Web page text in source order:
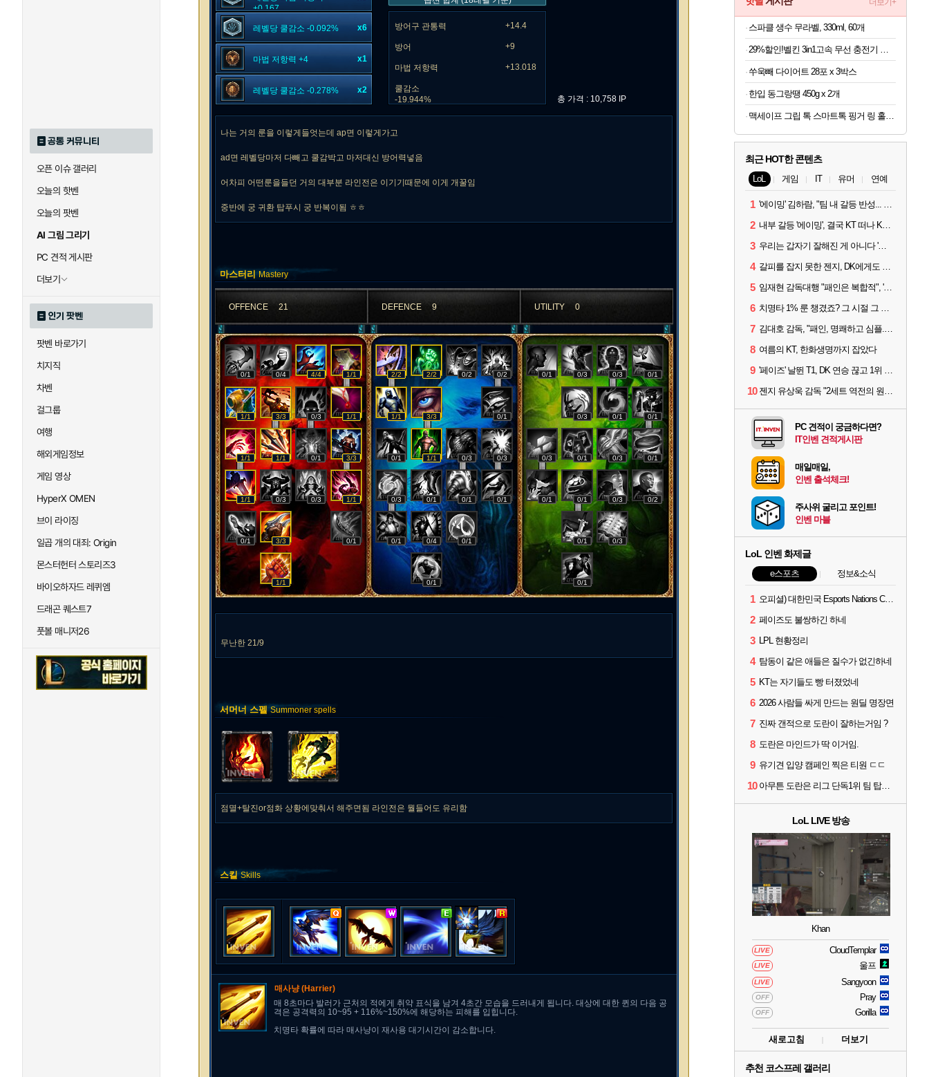
공통 커뮤니티
오픈 이슈 갤러리
오늘의 핫벤
오늘의 팟벤
AI 그림 그리기
PC 견적 게시판
더보기
인기 팟벤
팟벤 바로가기
치지직
차벤
걸그룹
여행
해외게임정보
게임 영상
HyperX OMEN
브이 라이징
일곱 개의 대죄: Origin
몬스터헌터 스토리즈3
바이오하자드 레퀴엠
드래곤 퀘스트7
풋볼 매니저26
+0.167
레벨당 쿨감소 -0.092% x6
마법 저항력 +4 x1
레벨당 쿨감소 -0.278% x2
방어구 관통력 +14.4
방어 +9
마법 저항력 +13.018
쿨감소
-19.944%
총 가격 : 10,758 IP
나는 거의 룬을 이렇게들엇는데 ap면 이렇게가고
ad면 레벨당마저 다빼고 쿨감박고 마저대신 방어력넣음
어차피 어떤룬을들던 거의 대부분 라인전은 이기기때문에 이게 개꿀임
중반에 궁 귀환 탑푸시 궁 반복이됨 ㅎㅎ
마스터리Mastery
OFFENCE 21 DEFENCE 9 UTILITY 0
0/1 0/4 4/4 1/1
1/1 3/3 0/3 1/1
1/1 1/1 0/1 3/3
1/1 0/3 0/3 1/1
0/1 3/3 0/1
1/1
2/2 2/2 0/2 0/2
1/1 3/3 0/1
0/1 1/1 0/3 0/3
0/3 0/1 0/1 0/1
0/1 0/4 0/1
0/1
0/1 0/3 0/3 0/1
0/3 0/1 0/1
0/3 0/1 0/3 0/1
0/1 0/1 0/3 0/2
0/1 0/3
0/1
무난한 21/9
서머너 스펠Summoner spells
점멸+탈진or점화 상황에맞춰서 해주면됨 라인전은 뭘들어도 유리함
스킬Skills
매사냥(Harrier)
매 8초마다 발러가 근처의 적에게 취약 표식을 남겨 4초간 모습을 드러내게 됩니다. 대상에 대한 퀸의 다음 공
격은 공격력의 10~95 + 116%~150%에 해당하는 피해를 입힙니다.
치명타 확률에 따라 매사냥이 재사용 대기시간이 감소합니다.
더보기+
스파클 생수 무라벨, 330ml, 60개
쑤욱빼 다이어트 28포 x 3박스
한입 동그랑땡 450g x 2개
맥세이프 그립 톡 스마트톡 핑거 링 홀더 아이폰 갤럭시 자석 거치대
최근 HOT한 콘텐츠
LoL 게임 IT 유머 연예
1 '에이밍' 김하람, "팀 내 갈등 반성... 끝까지 뛰고 싶었다"
2 내부 갈등 '에이밍', 결국 KT 떠나 KRX로...'지우'와 트레이드
3 우리는 갑자기 잘해진 게 아니다 '씨맥' 김대호 감독의 자신감
4 갈피를 잡지 못한 젠지, DK에게도 0:2 패배
5 임재현 감독대행 "패인은 복합적", '도란' "팀에 과부하 왔다"
6 치명타 1% 룬 챙겼죠? 그 시절 그 감성 '롤 클래식' 30일 출시
7 김대호 감독, "패인, 명쾌하고 심플...다시 힘낼 수 있어"
8 여름의 KT, 한화생명까지 잡았다
9 '페이즈' 날뛴 T1, DK 연승 끊고 1위 지켜
10 젠지 유상욱 감독 "2세트 역전의 원인...너무 급했다"
PC 견적이 궁금하다면?
IT인벤 견적게시판
매일매일,
인벤 출석체크!
주사위 굴리고 포인트!
인벤 마블
LoL 인벤 화제글
e스포츠 정보&소식
1 오피셜) 대한민국 Esports Nations Cup 2026 국가대표 명단 모두 확정
2 페이즈도 불쌍하긴 하네
3 LPL 현황정리
4 탐동이 같은 애들은 질수가 없긴하네
5 KT는 자기들도 빵 터졌었네
6 2026 사람들 싸게 만드는 원딜 명장면
7 진짜 갠적으로 도란이 잘하는거임 ?
8 도란은 마인드가 딱 이거임.
9 유기견 입양 캠페인 찍은 티원 ㄷㄷ
10 아무튼 도란은 리그 단독1위 팀 탑솔러라는거임
LoL LIVE 방송
Khan
LIVE CloudTemplar
LIVE 울프
LIVE Sangyoon
OFF Pray
OFF Gorilla
새로고침 더보기
추천 코스프레 갤러리